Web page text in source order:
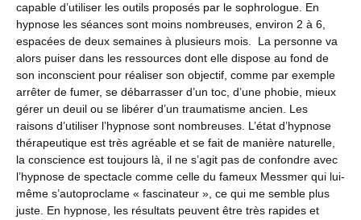
capable d’utiliser les outils proposés par le sophrologue. En
hypnose les séances sont moins nombreuses, environ 2 à 6,
espacées de deux semaines à plusieurs mois. La personne va
alors puiser dans les ressources dont elle dispose au fond de
son inconscient pour réaliser son objectif, comme par exemple
arrêter de fumer, se débarrasser d’un toc, d’une phobie, mieux
gérer un deuil ou se libérer d’un traumatisme ancien. Les
raisons d’utiliser l’hypnose sont nombreuses. L’état d’hypnose
thérapeutique est très agréable et se fait de manière naturelle,
la conscience est toujours là, il ne s’agit pas de confondre avec
l’hypnose de spectacle comme celle du fameux Messmer qui lui-
même s’autoproclame « fascinateur », ce qui me semble plus
juste. En hypnose, les résultats peuvent être très rapides et